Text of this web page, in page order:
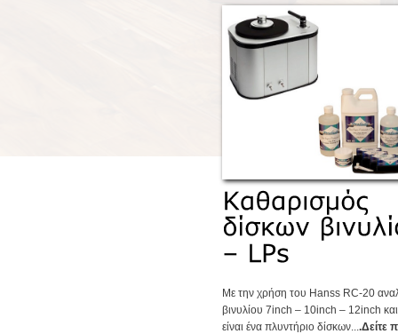
Με την χρήση του Hanss RC-20
βινυλίου 7inch – 10inch – 12inch
είναι ένα πλυντήριο δίσκων... .Δείτε